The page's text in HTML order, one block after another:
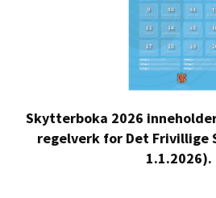
Skytterboka 2026
regelverk for Det Frivillige
1.1.2026).